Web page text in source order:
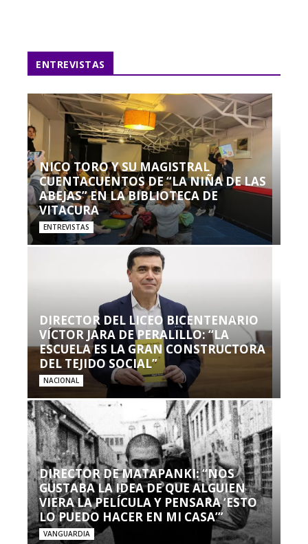
ENTREVISTAS
NICO TORO Y SU MAGISTRAL
CUENTACUENTOS DE “LA NIÑA DE LAS
ABEJAS” EN LA BIBLIOTECA DE
VITACURA
ENTREVISTAS
DIRECTOR DEL LICEO BICENTENARIO
VÍCTOR JARA DE PERALILLO: “LA
ESCUELA ES LA GRAN CONSTRUCTORA
DEL TEJIDO SOCIAL”
NACIONAL
DIRECTOR DE MATAPANKI: “NOS
GUSTABA LA IDEA DE QUE ALGUIEN
VIERA LA PELÍCULA Y PENSARA ‘ESTO
LO PUEDO HACER EN MI CASA’”
VANGUARDIA